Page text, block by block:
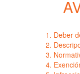
1. Deber
2.
3.
4.